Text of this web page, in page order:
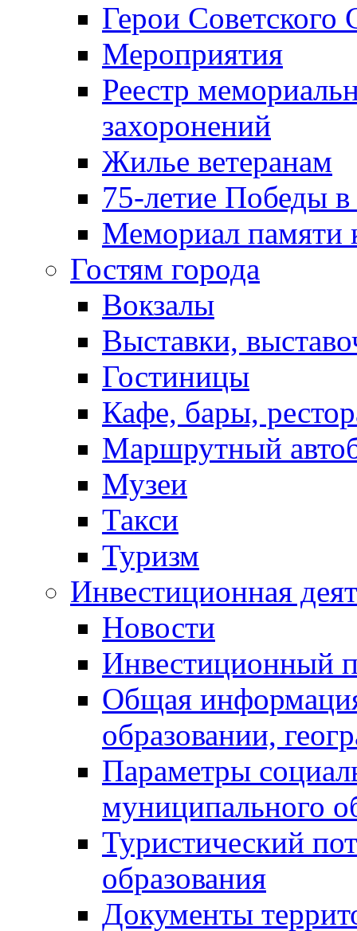
Герои Советского
Мероприятия
Реестр
захоронений
Жилье ветеранам
75-летие Победы
Мемориал памяти
Гостям города
Вокзалы
Выставки,
Гостиницы
Кафе, бары,
Маршрутный
Музеи
Такси
Туризм
Инвестиционная
Новости
Инвестиционный
Общая
образовании,
Параметры
муниципального
Туристический
образования
Документы